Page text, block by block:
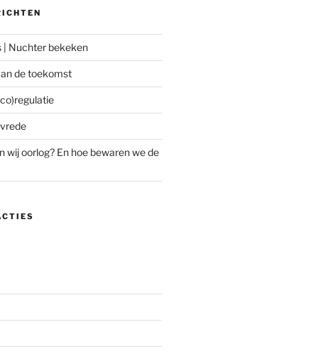
| Nuchter bekeken
de toekomst
wij oorlog? En hoe bewaren we de